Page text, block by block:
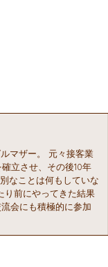
マザー。 元々接客業
立させ、その後10年
なことは何もしていな
り前にやってきた結果
会にも積極的に参加